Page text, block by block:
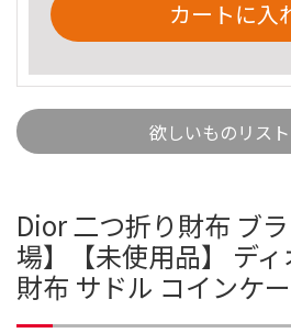
カートに入
欲しいものリス
Dior 二つ折り財布 ブ
場】【未使用品】 デ
財布 サドル コインケ